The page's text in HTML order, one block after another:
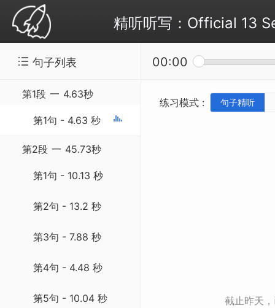
精听听写：Official 13
句子列表 00:00
第1段 一 4.63秒
第1句 - 4.63 秒
第2段 一 45.73秒
第1句 - 10.13 秒
第2句 - 13.2 秒
第3句 - 7.88 秒
第4句 - 4.48 秒
第5句 - 10.04 秒
练习模式 : 句子精听
截止昨天